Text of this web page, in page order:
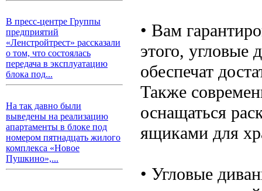
В пресс-центре Группы
предприятий
«Ленстройтрест» рассказали
о том, что состоялась
передача в эксплуатацию
блока под...
На так давно были
выведены на реализацию
апартаменты в блоке под
номером пятнадцать жилого
комплекса «Новое
Пушкино»,...
• Вам
этого,
обеспечат
Также
оснащаться
ящиками для
• Угловые